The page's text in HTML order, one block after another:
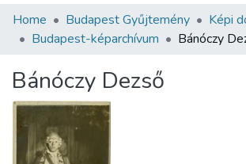
Communities & Collections
Statistics
Home Budapest Gyűjtemény
Képi
Budapest-képarchívum
Bánóczy
Bánóczy Dezső